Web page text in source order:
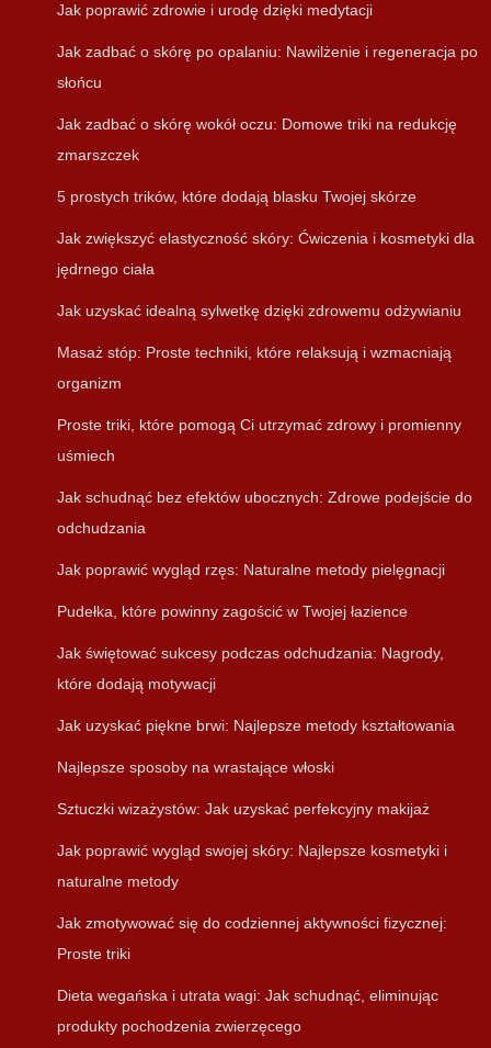
Jak poprawić zdrowie i urodę dzięki medytacji
Jak zadbać o skórę po opalaniu: Nawilżenie i regeneracja po
słońcu
Jak zadbać o skórę wokół oczu: Domowe triki na redukcję
zmarszczek
5 prostych trików, które dodają blasku Twojej skórze
Jak zwiększyć elastyczność skóry: Ćwiczenia i kosmetyki dla
jędrnego ciała
Jak uzyskać idealną sylwetkę dzięki zdrowemu odżywianiu
Masaż stóp: Proste techniki, które relaksują i wzmacniają
organizm
Proste triki, które pomogą Ci utrzymać zdrowy i promienny
uśmiech
Jak schudnąć bez efektów ubocznych: Zdrowe podejście do
odchudzania
Jak poprawić wygląd rzęs: Naturalne metody pielęgnacji
Pudełka, które powinny zagościć w Twojej łazience
Jak świętować sukcesy podczas odchudzania: Nagrody,
które dodają motywacji
Jak uzyskać piękne brwi: Najlepsze metody kształtowania
Najlepsze sposoby na wrastające włoski
Sztuczki wizażystów: Jak uzyskać perfekcyjny makijaż
Jak poprawić wygląd swojej skóry: Najlepsze kosmetyki i
naturalne metody
Jak zmotywować się do codziennej aktywności fizycznej:
Proste triki
Dieta wegańska i utrata wagi: Jak schudnąć, eliminując
produkty pochodzenia zwierzęcego